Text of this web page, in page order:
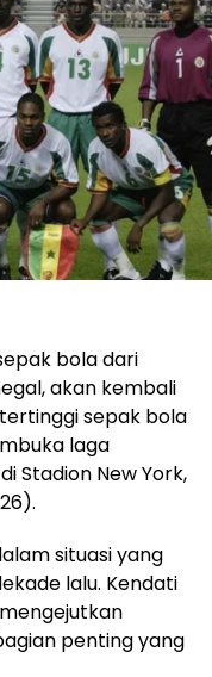
bola dari
akan kembali
sepak bola
laga
Stadion New York,
situasi yang
lalu. Kendati
penting yang